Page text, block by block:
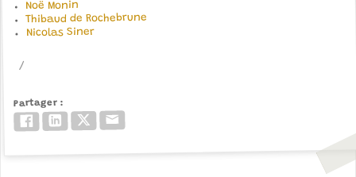
Noë Monin
Thibaud de Rochebrune
Nicolas Siner
Partager
FacebookLinkedInTwitter/X